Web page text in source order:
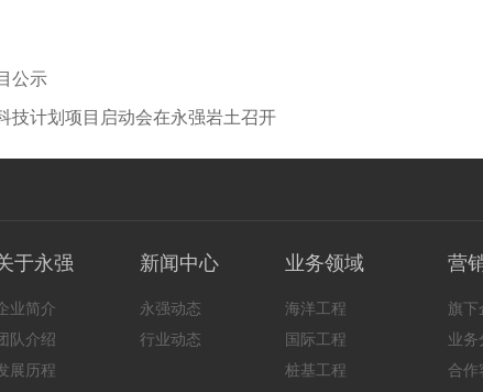
公示
技计划项目启动会在永强岩土召开
于永强
业简介
队介绍
展历程
新闻中心
永强动态
行业动态
业务领域
海洋工程
国际工程
桩基工程
营
旗下
业务
合作